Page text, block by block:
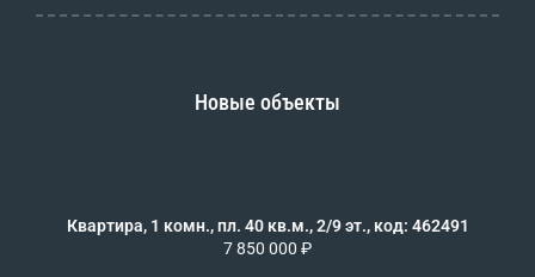
Новые объекты
Квартира, 1 комн., пл. 40 кв.м., 2/9 эт., код: 462491
7 850 000 ₽